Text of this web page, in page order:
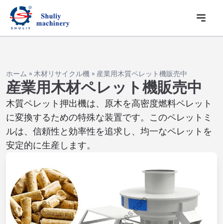
ホーム » 木材リサイクル機 » 産業用木質ペレット機販売中
産業用木材ペレット機販売中
木質ペレット押出機は、原木を高密度燃料ペレット
に変換するための特殊な装置です。このペレットミ
ルは、信頼性と効率性を追求し、均一なペレットを
安定的に生産します。